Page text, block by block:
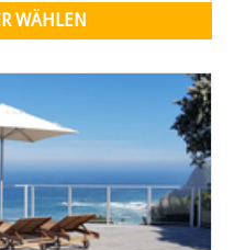
WÄHLEN